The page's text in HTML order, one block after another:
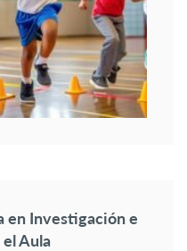
en Investigación e
Aula